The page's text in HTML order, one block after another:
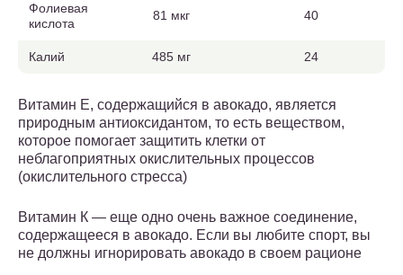
Фолиевая
кислота
81 мкг 40
Калий 485 мг 24
Витамин Е, содержащийся в авокадо, является
природным антиоксидантом, то есть веществом,
которое помогает защитить клетки от
неблагоприятных окислительных процессов
(окислительного стресса)
Витамин К — еще одно очень важное соединение,
содержащееся в авокадо. Если вы любите спорт, вы
не должны игнорировать авокадо в своем рационе